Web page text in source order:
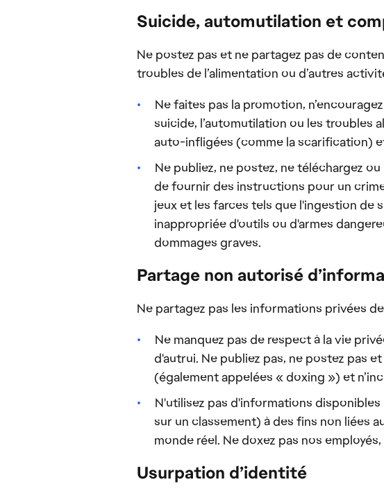
Suicide, automutilation et
Ne postez pas et ne partagez pas de
troubles de l’alimentation ou d’autres
Ne faites pas la promotion,
suicide, l’automutilation ou les troubles
auto-infligées (comme la scarification)
Ne publiez, ne postez, ne téléchargez
de fournir des instructions pour un
jeux et les farces tels que l'ingestion de
inappropriée d'outils ou d'armes
dommages graves.
Partage non autorisé
Ne partagez pas les informations privées
Ne manquez pas de respect à la vie
d'autrui. Ne publiez pas, ne postez pas
(également appelées « doxing ») et
N'utilisez pas d'informations
sur un classement) à des fins non liées
monde réel. Ne doxez pas nos
Usurpation d’identité